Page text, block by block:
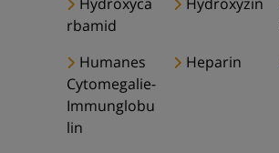
Hydroxyca
rbamid
Hydroxyzin
Humanes
Cytomegalie-
Immunglobu
lin
Heparin